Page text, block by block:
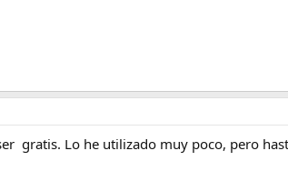
gratis. Lo he utilizado muy poco, pero